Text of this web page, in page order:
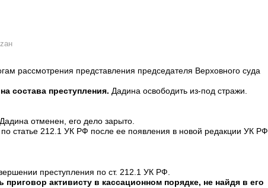
рассмотрения представления председателя Верховного суда
состава преступления. Дадина освободить из-под стражи.
отменен, его дело зарыто.
по статье 212.1 УК РФ после ее появления в новой редакции УК РФ
преступления по ст. 212.1 УК РФ.
приговор активисту в кассационном порядке, не найдя в его